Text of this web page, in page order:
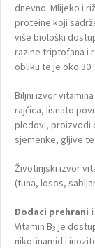
dnevno. Mlijeko i
proteine koji
više biološki
razine triptofana i
obliku te je oko 30
Biljni izvor vitamina
rajčica, lisnato
plodovi, proizvodi
sjemenke, gljive
Životinjski izvor
(tuna, losos,
Dodaci prehrani
Vitamin B3 je
nikotinamid i